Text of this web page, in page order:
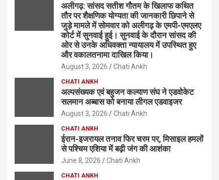
अलीगढ़: सांसद सतीश गौतम के खिलाफ कथित
तौर पर शैक्षणिक योग्यता की जानकारी छिपाने से
जुड़े मामले में सोमवार को अलीगढ़ के एमपी-एमएलए
कोर्ट में सुनवाई हुई। सुनवाई के दौरान सांसद की
ओर से उनके अधिवक्ता न्यायालय में उपस्थित हुए
और वकालतनामा दाखिल किया।
August 3, 2026 Chati Ankh
CHATI ANKH
अल्पसंख्यक एवं बहुजन कल्याण संघ ने एडवोकेट
सलमान अब्बास को बनाया लीगल एडवाइजर
August 3, 2026 Chati Ankh
CHATI ANKH
ईरान-इजरायल तनाव फिर चरम पर, मिसाइल हमलों
से पश्चिम एशिया में बढ़ी जंग की आशंका
June 8, 2026 Chati Ankh
CHATI ANKH